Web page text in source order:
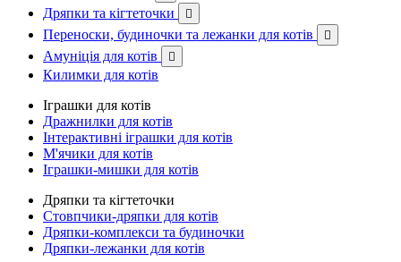
Дряпки та кігтеточки 
Переноски, будиночки та лежанки для котів 
Амуніція для котів 
Килимки для котів
Іграшки для котів
Дражнилки для котів
Інтерактивні іграшки для котів
М'ячики для котів
Іграшки-мишки для котів
Дряпки та кігтеточки
Стовпчики-дряпки для котів
Дряпки-комплекси та будиночки
Дряпки-лежанки для котів